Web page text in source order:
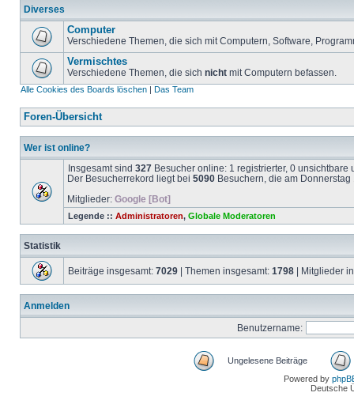
Diverses
Computer
Verschiedene Themen, die sich mit Computern, Software,
Vermischtes
Verschiedene Themen, die sich nicht mit Computern befassen.
Alle Cookies des Boards löschen | Das Team
Foren-Übersicht
Wer ist online?
Insgesamt sind 327 Besucher online: 1 registrierter, 0
Der Besucherrekord liegt bei 5090 Besuchern, die am
Mitglieder: Google [Bot]
Legende :: Administratoren, Globale Moderatoren
Statistik
Beiträge insgesamt: 7029 | Themen insgesamt: 1798 | Mitglieder
Anmelden
Benutzername:
Ungelesene Beiträge
Powered by
Deutsche